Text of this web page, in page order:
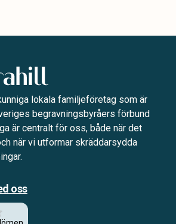
lokala familjeföretag som är
begravningsbyråers förbund
är centralt för oss, både när det
när vi utformar skräddarsydda
oss